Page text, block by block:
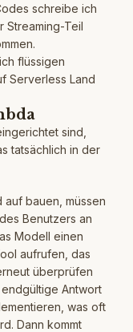
schreibe ich
Streaming-Teil
flüssigen
Serverless Land
sind,
tatsächlich in der
auf bauen, müssen
Benutzers an
Modell einen
aufrufen, das
überprüfen
Antwort
was oft
Dann kommt